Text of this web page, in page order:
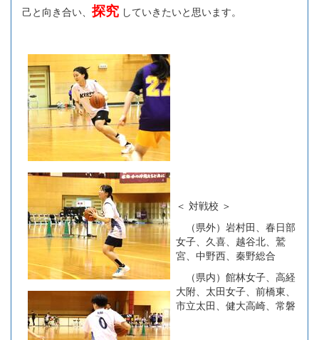
己と向き合い、 探究 していきたいと思います。
＜ 対戦校 ＞
（県外）岩村田、春日部
女子、久喜、越谷北、鷲
宮、中野西、秦野総合
（県内）館林女子、高経
大附、太田女子、前橋東、
市立太田、健大高崎、常磐